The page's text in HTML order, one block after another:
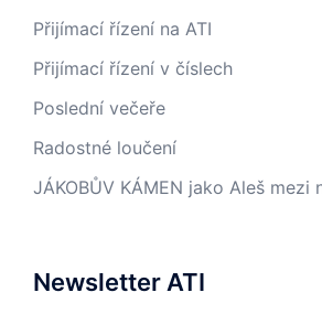
Přijímací řízení na ATI
Přijímací řízení v číslech
Poslední večeře
Radostné loučení
JÁKOBŮV KÁMEN jako Aleš mezi
Newsletter ATI